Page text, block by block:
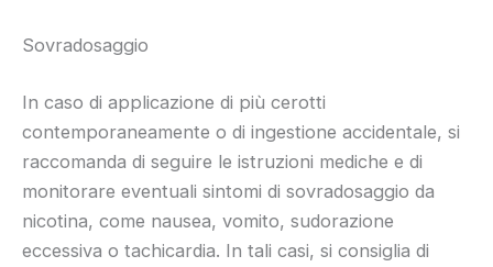
Sovradosaggio
In caso di applicazione di più cerotti
contemporaneamente o di ingestione accidentale, si
raccomanda di seguire le istruzioni mediche e di
monitorare eventuali sintomi di sovradosaggio da
nicotina, come nausea, vomito, sudorazione
eccessiva o tachicardia. In tali casi, si consiglia di